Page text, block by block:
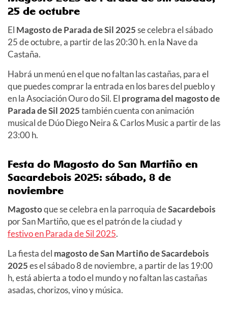
25 de octubre
El Magosto de Parada de Sil 2025se celebra el sábado
25 de octubre, a partir de las 20:30 h. en la Nave da
Castaña.
Habrá un menú en el que nofaltanlas castañas, para el
que puedes comprar la entrada en los bares del pueblo y
en la Asociación Ouro do Sil. El programa del magosto de
Parada de Sil 2025también cuenta con animación
musical de Dúo Diego Neira & Carlos Music a partir de las
23:00 h.
Festa do Magosto do San Martiño en
Sacardebois 2025: sábado, 8 de
noviembre
Magostoque se celebra en la parroquia deSacardebois
por San Martiño, que es el patrón de la ciudad y
festivo en Parada de Sil 2025.
La fiesta del magosto de San Martiño de Sacardebois
2025es el sábado 8 de noviembre, a partir de las 19:00
h,está abierta a todo el mundo y no faltan las castañas
asadas, chorizos, vino y música.